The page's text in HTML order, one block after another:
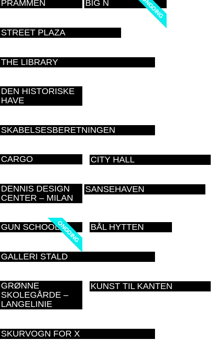
PRAMMEN ONGOING
ONGOING
BIG N
STREET PLAZA
THE LIBRARY
DEN HISTORISKE
HAVE
SKABELSESBERETNINGEN
CARGO CITY HALL
DENNIS DESIGN
CENTER – MILAN
SANSEHAVEN
ONGOING
ONGOING
GUN SCHOOL BÅL HYTTEN
GALLERI STALD
GRØNNE
SKOLEGÅRDE –
LANGELINIE
KUNST TIL KANTEN
SKURVOGN FOR X